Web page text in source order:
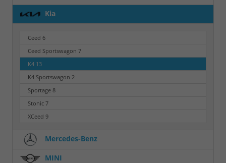
Kia
Ceed 6
Ceed Sportswagon 7
K4 13
K4 Sportswagon 2
Sportage 8
Stonic 7
XCeed 9
Mercedes-Benz
MINI